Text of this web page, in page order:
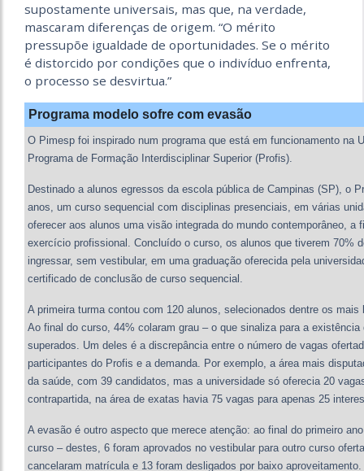
supostamente universais, mas que, na verdade,
mascaram diferenças de origem. “O mérito
pressupõe igualdade de oportunidades. Se o mérito
é distorcido por condições que o indivíduo enfrenta,
o processo se desvirtua.”
Programa modelo sofre com evasão
O Pimesp foi inspirado num programa que está em funcionamento na
Programa de Formação Interdisciplinar Superior (Profis).
Destinado a alunos egressos da escola pública de Campinas (SP), o
anos, um curso sequencial com disciplinas presenciais, em várias
oferecer aos alunos uma visão integrada do mundo contemporâneo, a
exercício profissional. Concluído o curso, os alunos que tiverem 70%
ingressar, sem vestibular, em uma graduação oferecida pela
certificado de conclusão de curso sequencial.
A primeira turma contou com 120 alunos, selecionados dentre os
Ao final do curso, 44% colaram grau – o que sinaliza para a
superados. Um deles é a discrepância entre o número de vagas
participantes do Profis e a demanda. Por exemplo, a área mais
da saúde, com 39 candidatos, mas a universidade só oferecia 20
contrapartida, na área de exatas havia 75 vagas para apenas 25
A evasão é outro aspecto que merece atenção: ao final do primeiro
curso – destes, 6 foram aprovados no vestibular para outro curso
cancelaram matrícula e 13 foram desligados por baixo